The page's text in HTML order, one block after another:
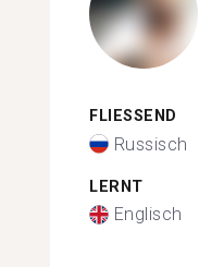
FLIESSEND
Russisch
LERNT
Englisch